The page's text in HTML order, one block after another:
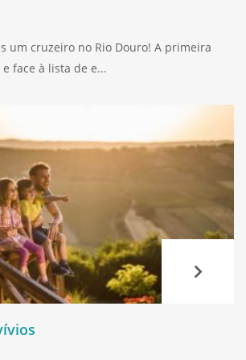
um cruzeiro no Rio Douro! A primeira
face à lista de e...